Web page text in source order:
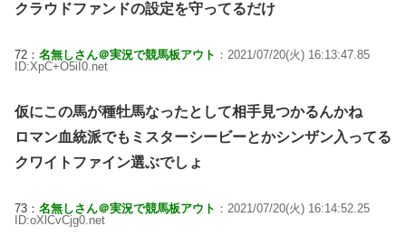
クラウドファンドの設定を守ってるだけ
72： 名無しさん＠実況で競馬板アウト ：2021/07/20(火) 16:13:47.85
ID:XpC+O5iI0.net
仮にこの馬が種牡馬なったとして相手見つかるんかね
ロマン血統派でもミスターシービーとかシンザン入ってる
クワイトファイン選ぶでしょ
73： 名無しさん＠実況で競馬板アウト ：2021/07/20(火) 16:14:52.25
ID:oXlCvCjg0.net